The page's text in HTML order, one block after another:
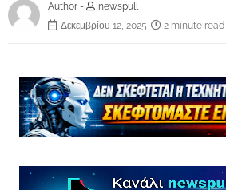
Author -
newspull
Δεκεμβρίου 12, 2025
2 minute read